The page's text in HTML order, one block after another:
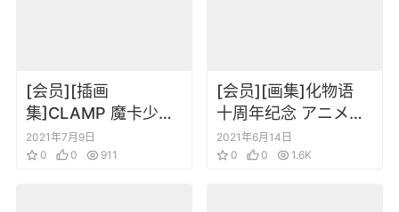
[会员][插画
集]CLAMP 魔卡少女
小樱 原画集1- Clow
Cards
2021年7月9日
0
0 911
[会员][画集]化物语
十周年纪念 アニメ
〈物語〉人物角色插
画集
2021年6月14日
0
0 1.6K